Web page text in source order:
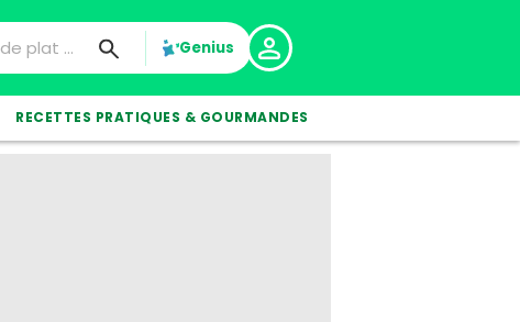
Genius
RECETTES PRATIQUES & GOURMANDES